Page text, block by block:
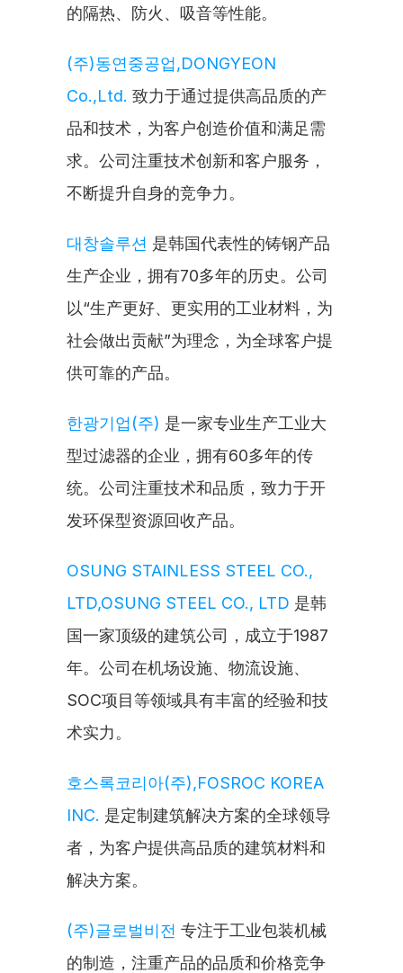
的隔热、防火、吸音等性能。
(주)동연중공업,DONGYEON
Co.,Ltd. 致力于通过提供高品质的产
品和技术，为客户创造价值和满足需
求。公司注重技术创新和客户服务，
不断提升自身的竞争力。
대창솔루션 是韩国代表性的铸钢产品
生产企业，拥有70多年的历史。公司
以“生产更好、更实用的工业材料，为
社会做出贡献”为理念，为全球客户提
供可靠的产品。
한광기업(주) 是一家专业生产工业大
型过滤器的企业，拥有60多年的传
统。公司注重技术和品质，致力于开
发环保型资源回收产品。
OSUNG STAINLESS STEEL CO.,
LTD,OSUNG STEEL CO., LTD 是韩
国一家顶级的建筑公司，成立于1987
年。公司在机场设施、物流设施、
SOC项目等领域具有丰富的经验和技
术实力。
호스록코리아(주),FOSROC KOREA
INC. 是定制建筑解决方案的全球领导
者，为客户提供高品质的建筑材料和
解决方案。
(주)글로벌비전 专注于工业包装机械
的制造，注重产品的品质和价格竞争